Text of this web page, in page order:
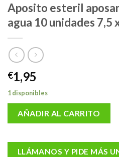
Aposito esteril
agua 10 unidades 7,5
€1,95
1 disponibles
AÑADIR AL CARRITO
LLÁMANOS Y PIDE MÁS